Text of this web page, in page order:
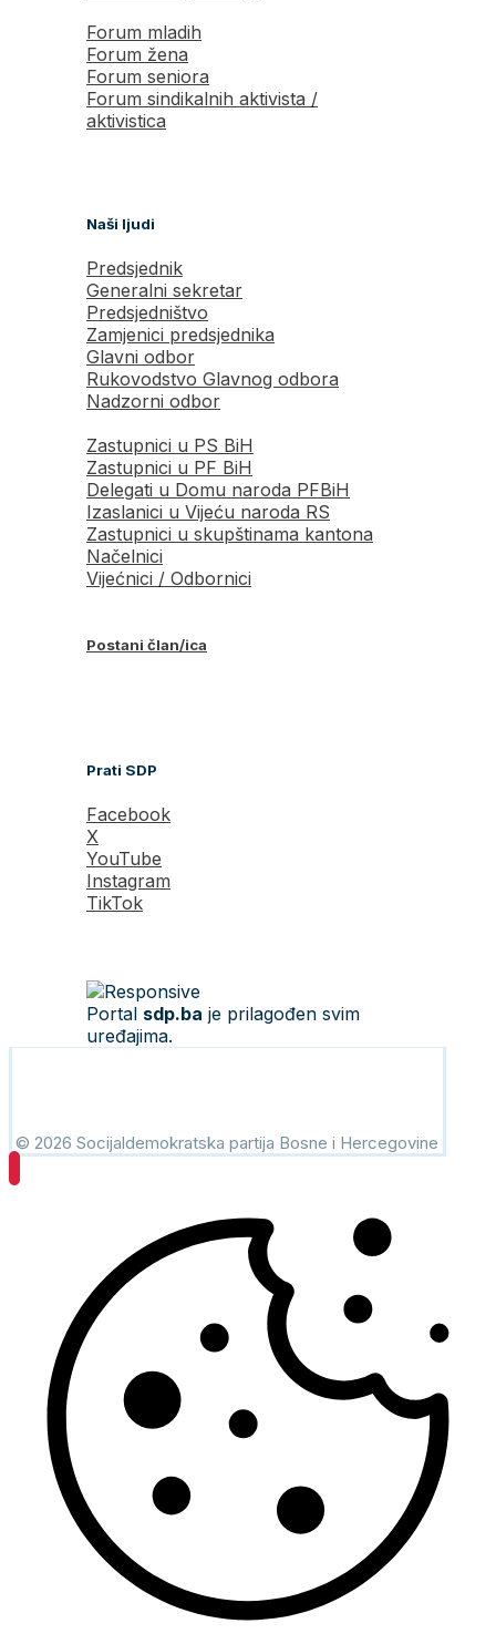
Forum mladih
Forum žena
Forum seniora
Forum sindikalnih aktivista /
aktivistica
Naši ljudi
Predsjednik
Generalni sekretar
Predsjedništvo
Zamjenici predsjednika
Glavni odbor
Rukovodstvo Glavnog odbora
Nadzorni odbor
Zastupnici u PS BiH
Zastupnici u PF BiH
Delegati u Domu naroda PFBiH
Izaslanici u Vijeću naroda RS
Zastupnici u skupštinama kantona
Načelnici
Vijećnici / Odbornici
Postani član/ica
Prati SDP
Facebook
X
YouTube
Instagram
TikTok
Portal sdp.ba je prilagođen svim
uređajima.
© 2026 Socijaldemokratska partija Bosne i Hercegovine